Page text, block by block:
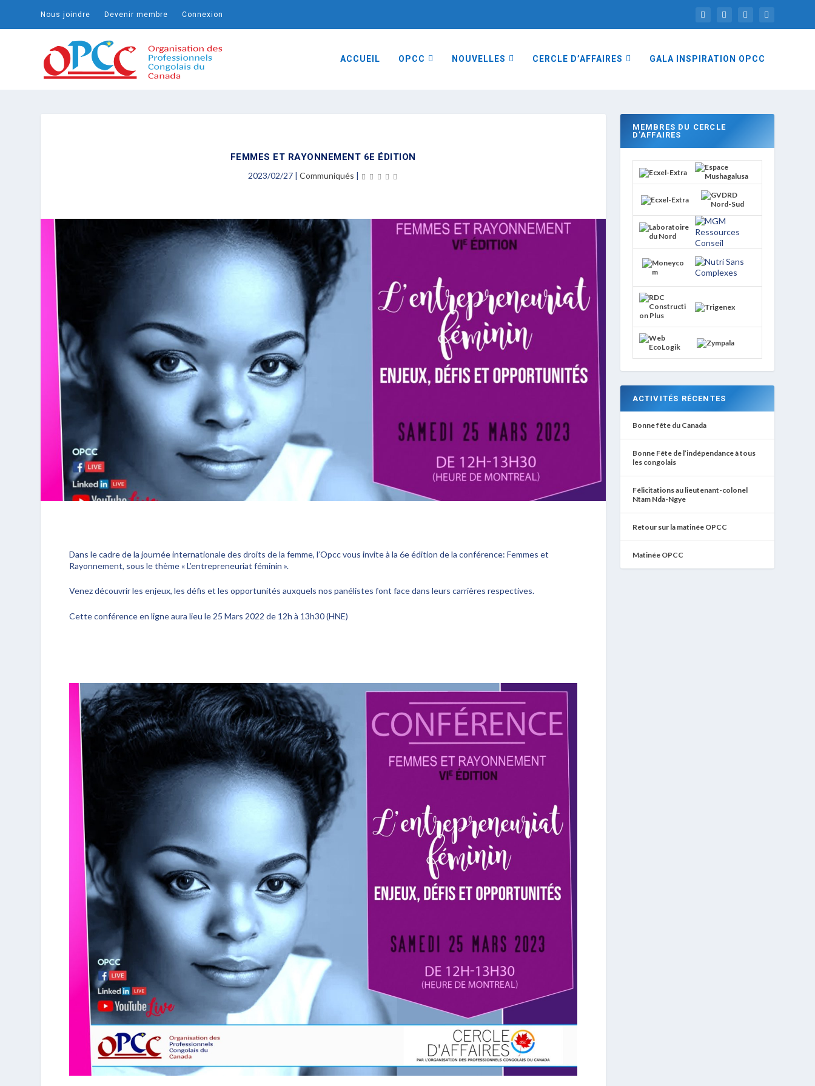
Nous joindre Devenir membre Connexion
ACCUEIL OPCC NOUVELLES CERCLE D’AFFAIRES GALA INSPIRATION OPCC
FEMMES ET RAYONNEMENT 6E ÉDITION
2023/02/27 | Communiqués |
Dans le cadre de la journée internationale des droits de la femme, l’Opcc vous invite à la 6e édition de la conférence: Femmes et
Rayonnement, sous le thème « L’entrepreneuriat féminin ».
Venez découvrir les enjeux, les défis et les opportunités auxquels nos panélistes font face dans leurs carrières respectives.
Cette conférence en ligne aura lieu le 25 Mars 2022 de 12h à 13h30 (HNE)
MEMBRES DU CERCLE
D’AFFAIRES
ACTIVITÉS RÉCENTES
Bonne fête du Canada
Bonne Fête de l’indépendance à tous
les congolais
Félicitations au lieutenant-colonel
Ntam Nda-Ngye
Retour sur la matinée OPCC
Matinée OPCC